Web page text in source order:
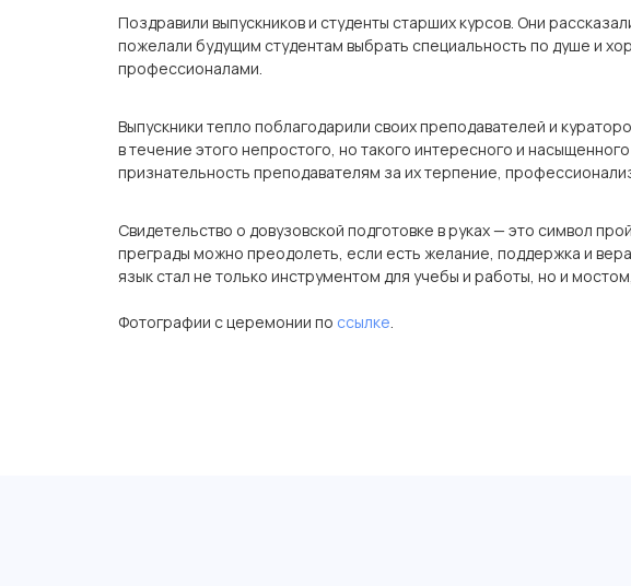
Поздравили выпускников и студенты старших курсов. Они
пожелали будущим студентам выбрать специальность по душе и
профессионалами.
Выпускники тепло поблагодарили своих преподавателей и
в течение этого непростого, но такого интересного и
признательность преподавателям за их терпение,
Свидетельство о довузовской подготовке в руках — это символ
преграды можно преодолеть, если есть желание, поддержка и
язык стал не только инструментом для учебы и работы, но и
Фотографии с церемонии по ссылке.